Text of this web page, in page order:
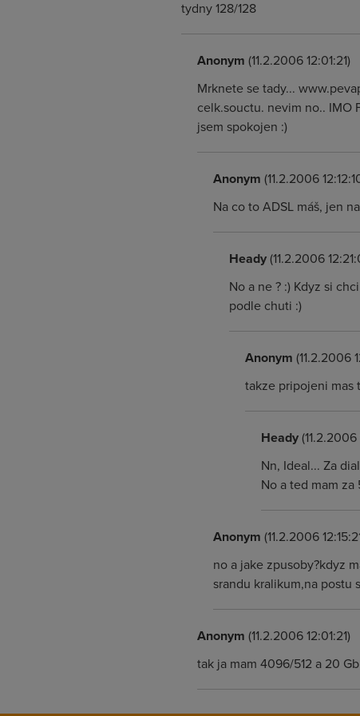
tydny 128/128
Anonym (11.2.2006 12:01:21)
Mrknete se tady...
celk.souctu. nevim no.. IMO
jsem spokojen :)
Anonym (11.2.2006
Na co to ADSL máš, jen
Heady(11.2.2006
No a ne ? :) Kdyz si
podle chuti :)
Anonym (11.2.2006
takze pripojeni mas
Heady
Nn, Ideal... Za
No a ted mam
Anonym (11.2.2006
no a jake zpusoby?kdyz
srandu kralikum,na postu
Anonym (11.2.2006 12:01:21)
tak ja mam 4096/512 a 20